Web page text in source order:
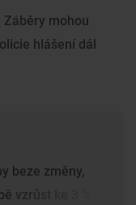
Záběry mohou
hlášení dál
beze změny,
vzrůst ke 3 %